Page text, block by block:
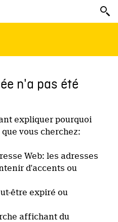
n'a pas été
expliquer pourquoi
vous cherchez:
Web: les adresses
d'accents ou
être expiré ou
affichant du